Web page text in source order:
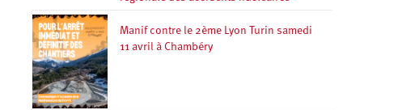
Manif contre le 2ème Lyon Turin samedi
11 avril à Chambéry